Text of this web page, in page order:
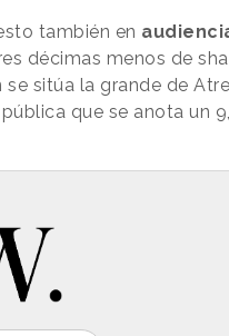
también en
décimas menos de
sitúa la grande de
que se anota un